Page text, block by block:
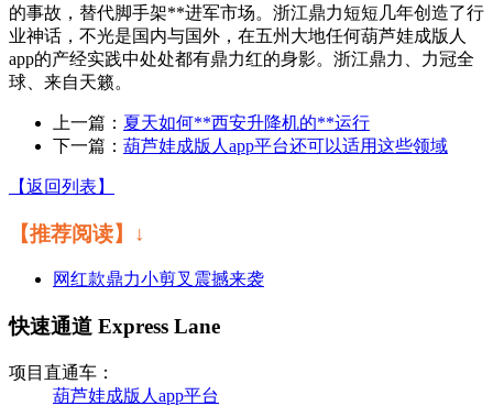
的事故，替代脚手架**进军市场。浙江鼎力短短几年创造了行
业神话，不光是国内与国外，在五州大地任何葫芦娃成版人
app的产经实践中处处都有鼎力红的身影。浙江鼎力、力冠全
球、来自天籁。
上一篇： 夏天如何**西安升降机的**运行
下一篇： 葫芦娃成版人app平台还可以适用这些领域
【返回列表】
【推荐阅读】↓
网红款鼎力小剪叉震撼来袭
快速通道 Express Lane
项目直通车：
葫芦娃成版人app平台